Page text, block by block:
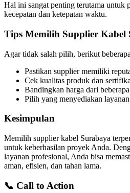
Hal ini sangat penting terutama untuk
kecepatan dan ketepatan waktu.
Tips Memilih Supplier Kabel
Agar tidak salah pilih, berikut
Pastikan supplier memiliki
Cek kualitas produk dan
Bandingkan harga dari
Pilih yang menyediakan
Kesimpulan
Memilih supplier kabel Surabaya
untuk keberhasilan proyek Anda.
layanan profesional, Anda bisa
aman, efisien, dan tahan lama.
📞 Call to Action